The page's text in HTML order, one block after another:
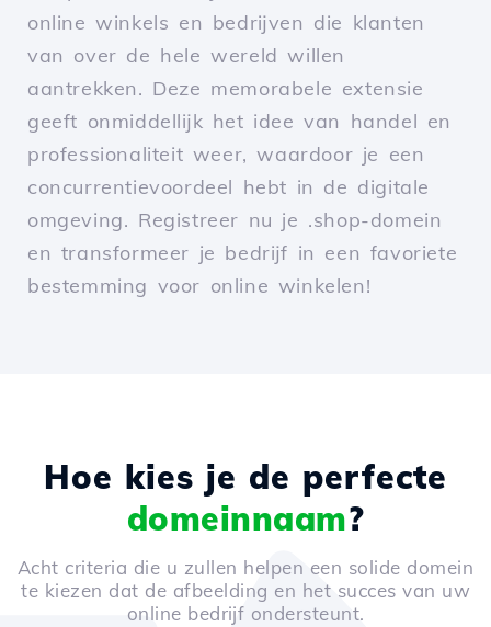
online winkels en bedrijven die klanten
van over de hele wereld willen
aantrekken. Deze memorabele extensie
geeft onmiddellijk het idee van handel en
professionaliteit weer, waardoor je een
concurrentievoordeel hebt in de digitale
omgeving. Registreer nu je .shop-domein
en transformeer je bedrijf in een favoriete
bestemming voor online winkelen!
Hoe kies je de perfecte
domeinnaam?
Acht criteria die u zullen helpen een solide domein
te kiezen dat de afbeelding en het succes van uw
online bedrijf ondersteunt.